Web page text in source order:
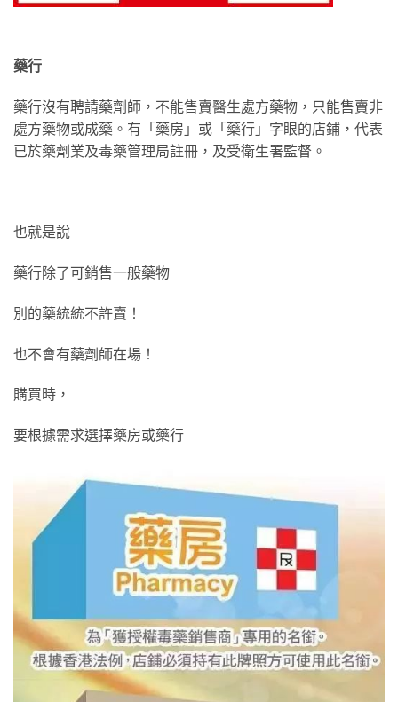
藥行
藥行沒有聘請藥劑師，不能售賣醫生處方藥物，只能售賣非
處方藥物或成藥。有「藥房」或「藥行」字眼的店鋪，代表
已於藥劑業及毒藥管理局註冊，及受衛生署監督。
也就是說
藥行除了可銷售一般藥物
別的藥統統不許賣！
也不會有藥劑師在場！
購買時，
要根據需求選擇藥房或藥行